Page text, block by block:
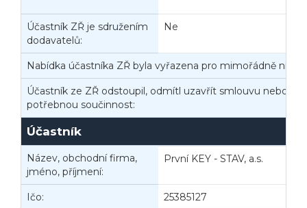
Účastník ZŘ je sdružením
dodavatelů:
Ne
Nabídka účastníka ZŘ byla vyřazena pro mimořádně
Účastník ze ZŘ odstoupil, odmítl uzavřít smlouvu nebo
potřebnou součinnost:
Účastník
Název, obchodní firma,
jméno, příjmení:
První KEY - STAV, a.s.
Ičo: 25385127